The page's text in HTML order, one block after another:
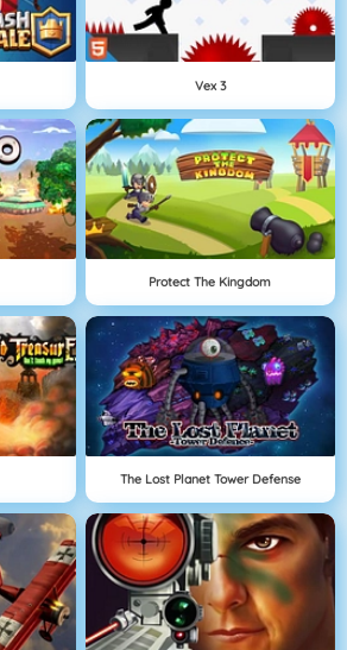
Vex 3
Protect The Kingdom
The Lost Planet Tower Defense